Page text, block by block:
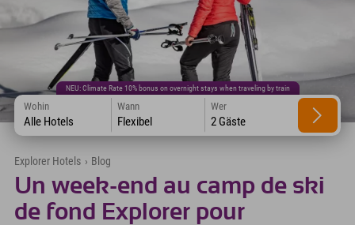
NEU: Climate Rate 10% bonus on overnight stays when traveling by train
Wohin
Alle Hotels
Wann
Flexibel
Wer
2 Gäste
Explorer Hotels › Blog
Un week-end au camp de ski
de fond Explorer pour